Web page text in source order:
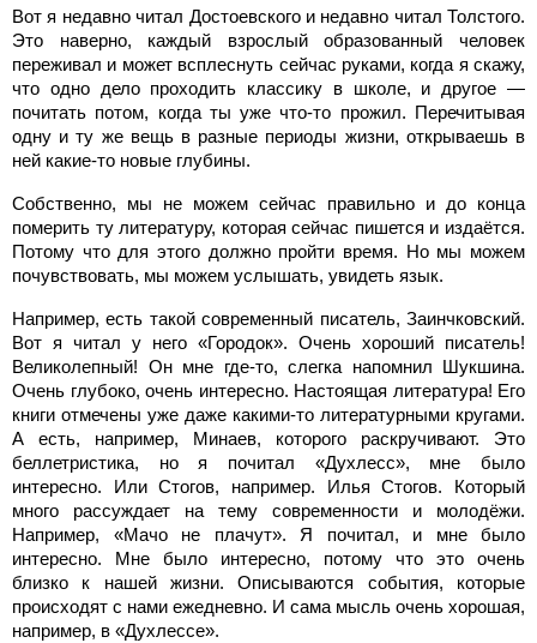
Вот я недавно читал Достоевского и недавно читал Толстого.
Это наверно, каждый взрослый образованный человек
переживал и может всплеснуть сейчас руками, когда я скажу,
что одно дело проходить классику в школе, и другое —
почитать потом, когда ты уже что-то прожил. Перечитывая
одну и ту же вещь в разные периоды жизни, открываешь в
ней какие-то новые глубины.
Собственно, мы не можем сейчас правильно и до конца
померить ту литературу, которая сейчас пишется и издаётся.
Потому что для этого должно пройти время. Но мы можем
почувствовать, мы можем услышать, увидеть язык.
Например, есть такой современный писатель, Заинчковский.
Вот я читал у него «Городок». Очень хороший писатель!
Великолепный! Он мне где-то, слегка напомнил Шукшина.
Очень глубоко, очень интересно. Настоящая литература! Его
книги отмечены уже даже какими-то литературными кругами.
А есть, например, Минаев, которого раскручивают. Это
беллетристика, но я почитал «Духлесс», мне было
интересно. Или Стогов, например. Илья Стогов. Который
много рассуждает на тему современности и молодёжи.
Например, «Мачо не плачут». Я почитал, и мне было
интересно. Мне было интересно, потому что это очень
близко к нашей жизни. Описываются события, которые
происходят с нами ежедневно. И сама мысль очень хорошая,
например, в «Духлессе».